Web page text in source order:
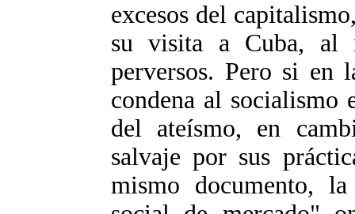
excesos del
su visita a Cuba, al
perversos. Pero si en
condena al socialismo
del ateísmo, en
salvaje por sus
mismo documento,